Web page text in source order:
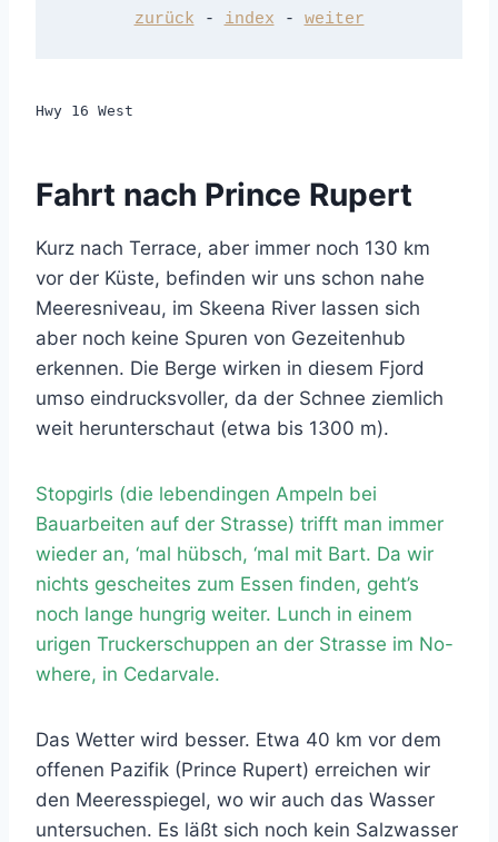
zurück - index - weiter
Hwy 16 West
Fahrt nach Prince Rupert
Kurz nach Terrace, aber immer noch 130 km
vor der Küste, befinden wir uns schon nahe
Meeresniveau, im Skeena River lassen sich
aber noch keine Spuren von Gezeitenhub
erkennen. Die Berge wirken in diesem Fjord
umso eindrucksvoller, da der Schnee ziemlich
weit herunterschaut (etwa bis 1300 m).
Stopgirls (die lebendingen Ampeln bei
Bauarbeiten auf der Strasse) trifft man immer
wieder an, ‘mal hübsch, ‘mal mit Bart. Da wir
nichts gescheites zum Essen finden, geht’s
noch lange hungrig weiter. Lunch in einem
urigen Truckerschuppen an der Strasse im No-
where, in Cedarvale.
Das Wetter wird besser. Etwa 40 km vor dem
offenen Pazifik (Prince Rupert) erreichen wir
den Meeresspiegel, wo wir auch das Wasser
untersuchen. Es läßt sich noch kein Salzwasser